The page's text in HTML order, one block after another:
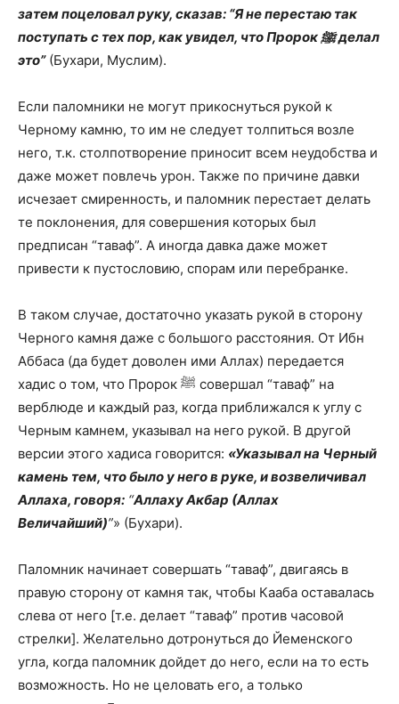
затем поцеловал руку, сказав: “Я не перестаю так
поступать с тех пор, как увидел, что Пророк ﷺ делал
это”(Бухари, Муслим).
Если паломники не могут прикоснуться рукой к
Черному камню, то им не следует толпиться возле
него, т.к. столпотворение приносит всем неудобства и
даже может повлечь урон. Также по причине давки
исчезает смиренность, и паломник перестает делать
те поклонения, для совершения которых был
предписан “таваф”. А иногда давка даже может
привести к пустословию, спорам или перебранке.
В таком случае, достаточно указать рукой в сторону
Черного камня даже с большого расстояния. От Ибн
Аббаса (да будет доволен ими Аллах) передается
хадис о том, что Пророк ﷺ совершал “таваф” на
верблюде и каждый раз, когда приближался к углу с
Черным камнем, указывал на него рукой. В другой
версии этого хадиса говорится: «Указывал на Черный
камень тем, что было у него в руке, и возвеличивал
Аллаха, говоря: “Аллаху Акбар (Аллах
Величайший)”» (Бухари).
Паломник начинает совершать “таваф”, двигаясь в
правую сторону от камня так, чтобы Кааба оставалась
слева от него [т.е. делает “таваф” против часовой
стрелки]. Желательно дотронуться до Йеменского
угла, когда паломник дойдет до него, если на то есть
возможность. Но не целовать его, а только